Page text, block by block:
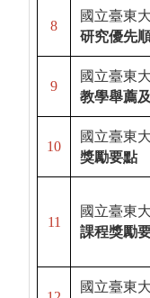
8
國立臺東
研究優先
9
國立臺東
教學舉薦
10
國立臺東
獎勵要點
11
國立臺東
課程獎勵
國立臺東